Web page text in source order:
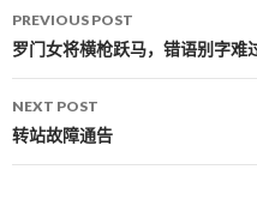
Post navigation
PREVIOUS POST
罗门女将横枪跃马，错语别字难
NEXT POST
转站故障通告